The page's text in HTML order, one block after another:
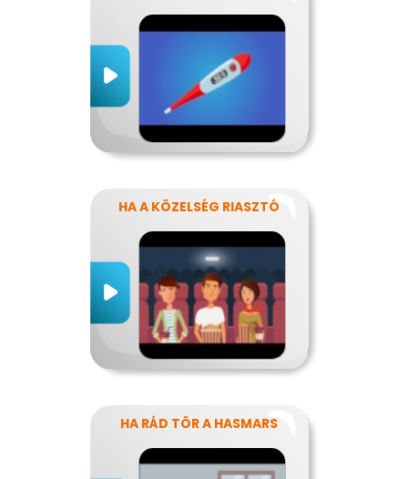
HA A KÖZELSÉG RIASZTÓ
HA RÁD TÖR A HASMARS